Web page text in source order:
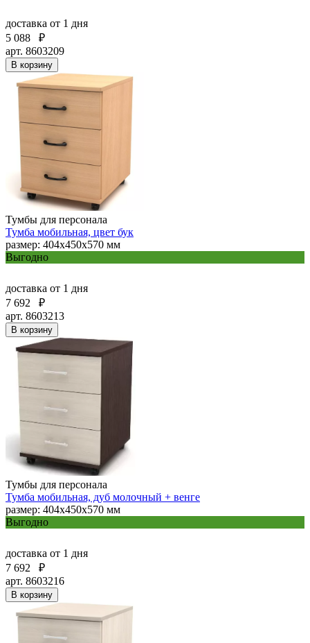
доставка от 1 дня
5 088
₽
арт. 8603209
В корзину
Тумбы для персонала
Тумба мобильная, цвет бук
размер: 404х450х570 мм
Выгодно
доставка от 1 дня
7 692
₽
арт. 8603213
В корзину
Тумбы для персонала
Тумба мобильная, дуб молочный + венге
размер: 404х450х570 мм
Выгодно
доставка от 1 дня
7 692
₽
арт. 8603216
В корзину